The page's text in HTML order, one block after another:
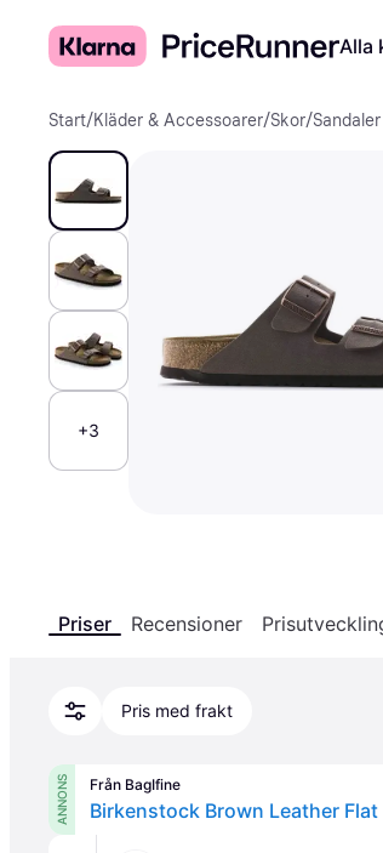
Alla
Start/Kläder & Accessoarer/Skor/Sandaler
+3
Priser Recensioner
Pris med frakt
ANNONS Från BagIfine
Birkenstock Brown Leather Flat